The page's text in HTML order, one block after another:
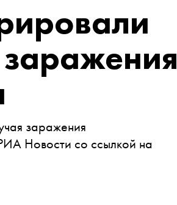
заражения
Новости со ссылкой на